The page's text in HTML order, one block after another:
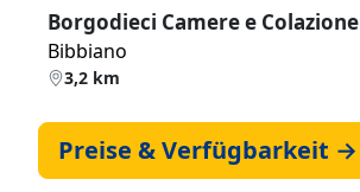
Borgodieci Camere e Colazione
Bibbiano
3,2 km
Preise & Verfügbarkeit →